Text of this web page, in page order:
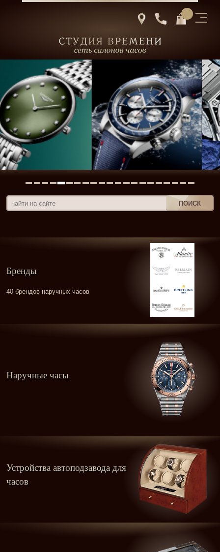
Бренды
40 брендов наручных часов
Наручные часы
Устройства автоподзавода для
часов